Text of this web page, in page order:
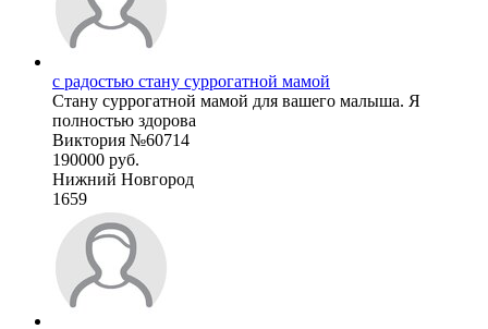
с радостью стану суррогатной мамой
Стану суррогатной мамой для вашего малыша. Я
полностью здорова
Виктория №60714
190000 руб.
Нижний Новгород
1659